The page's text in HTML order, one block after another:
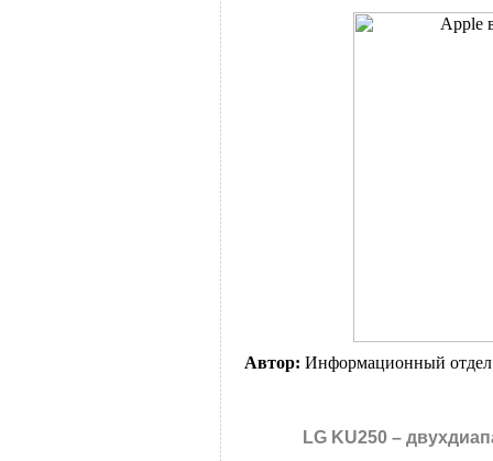
Автор: Информационный отдел
LG KU250 –